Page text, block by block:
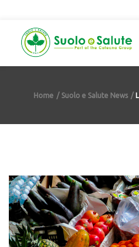
Home Suolo e Salute News